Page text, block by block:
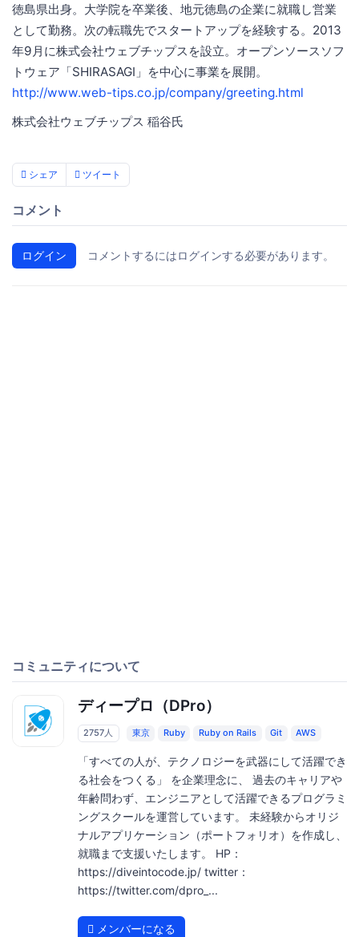
徳島県出身。大学院を卒業後、地元徳島の企業に就職し営業
として勤務。次の転職先でスタートアップを経験する。2013
年9月に株式会社ウェブチップスを設立。オープンソースソフ
トウェア「SHIRASAGI」を中心に事業を展開。
http://www.web-tips.co.jp/company/greeting.html
株式会社ウェブチップス 稲谷氏
シェア ツイート
コメント
ログイン コメントするにはログインする必要があります。
コミュニティについて
ディープロ（DPro）
2757人 東京 Ruby Ruby on Rails Git AWS
「すべての人が、テクノロジーを武器にして活躍でき
る社会をつくる」 を企業理念に、 過去のキャリアや
年齢問わず、エンジニアとして活躍できるプログラミ
ングスクールを運営しています。 未経験からオリジ
ナルアプリケーション（ポートフォリオ）を作成し、
就職まで支援いたします。 HP：
https://diveintocode.jp/ twitter：
https://twitter.com/dpro_...
メンバーになる